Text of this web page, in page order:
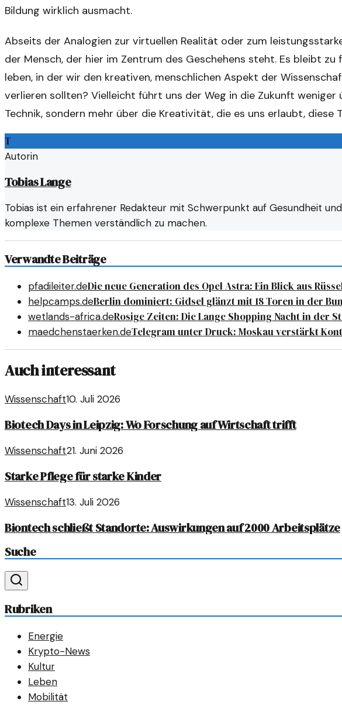
Bildung wirklich ausmacht.
Abseits der Analogien zur virtuellen Realität oder zum
der Mensch, der hier im Zentrum des Geschehens steht. Es bleibt zu
leben, in der wir den kreativen, menschlichen Aspekt der
verlieren sollten? Vielleicht führt uns der Weg in die Zukunft weniger
Technik, sondern mehr über die Kreativität, die es uns erlaubt, diese
T
Autorin
Tobias Lange
Tobias ist ein erfahrener Redakteur mit Schwerpunkt auf Gesundheit
komplexe Themen verständlich zu machen.
Verwandte Beiträge
pfadileiter.deDie neue Generation des Opel Astra: Ein Blick aus
helpcamps.deBerlin dominiert: Gidsel glänzt mit 18 Toren in der
wetlands-africa.deRosige Zeiten: Die Lange Shopping Nacht in der
maedchenstaerken.deTelegram unter Druck: Moskau verstärkt
Auch interessant
Wissenschaft10. Juli 2026
Biotech Days in Leipzig: Wo Forschung auf Wirtschaft trifft
Wissenschaft21. Juni 2026
Starke Pflege für starke Kinder
Wissenschaft13. Juli 2026
Biontech schließt Standorte: Auswirkungen auf 2000 Arbeitsplätze
Suche
Rubriken
Energie
Krypto-News
Kultur
Leben
Mobilität